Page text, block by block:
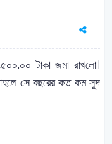
টাকা জমা রাখলো।
সে বছরের কত কম সুদ